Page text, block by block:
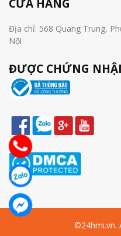
CỬA HÀNG
Địa chỉ: 568 Quang Trung,
Nội
ĐƯỢC CHỨNG
©24hmi.vn.